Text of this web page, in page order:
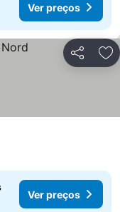
Ver preços
Partilhar
preços
Ver preços